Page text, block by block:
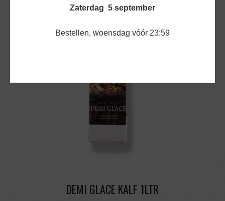
Zaterdag 5 september
Bestellen, woensdag vóór 23:59
DEMI GLACE KALF 1LTR